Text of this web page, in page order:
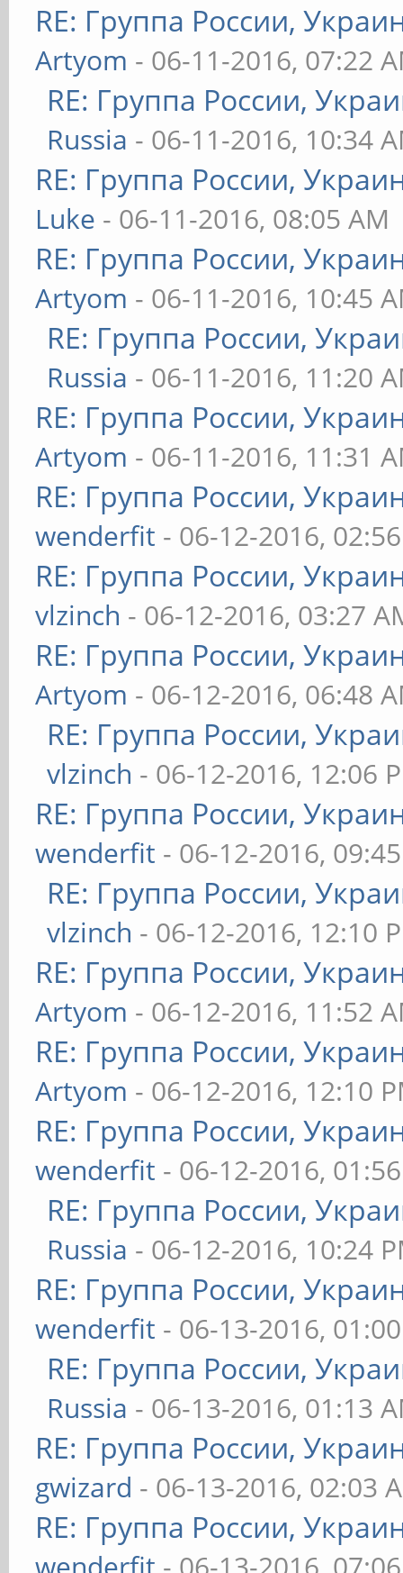
RE: Группа России,
Artyom - 06-11-2016, 07:22
RE: Группа России,
Russia - 06-11-2016, 10:34
RE: Группа России,
Luke - 06-11-2016, 08:05 AM
RE: Группа России,
Artyom - 06-11-2016, 10:45
RE: Группа России,
Russia - 06-11-2016, 11:20
RE: Группа России,
Artyom - 06-11-2016, 11:31
RE: Группа России,
wenderfit - 06-12-2016,
RE: Группа России,
vlzinch - 06-12-2016, 03:27
RE: Группа России,
Artyom - 06-12-2016, 06:48
RE: Группа России,
vlzinch - 06-12-2016, 12:06
RE: Группа России,
wenderfit - 06-12-2016,
RE: Группа России,
vlzinch - 06-12-2016, 12:10
RE: Группа России,
Artyom - 06-12-2016, 11:52
RE: Группа России,
Artyom - 06-12-2016, 12:10
RE: Группа России,
wenderfit - 06-12-2016,
RE: Группа России,
Russia - 06-12-2016, 10:24
RE: Группа России,
wenderfit - 06-13-2016,
RE: Группа России,
Russia - 06-13-2016, 01:13
RE: Группа России,
gwizard - 06-13-2016, 02:03
RE: Группа России,